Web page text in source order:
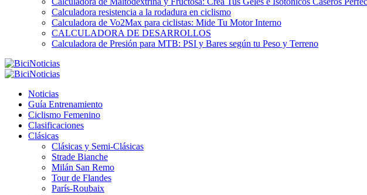
Calculadora resistencia a la rodadura en ciclismo
Calculadora de Vo2Max para ciclistas: Mide Tu Motor Interno
CALCULADORA DE DESARROLLOS
Calculadora de Presión para MTB: PSI y Bares según tu Peso y Terreno
Noticias
Guía Entrenamiento
Ciclismo Femenino
Clasificaciones
Clásicas
Clásicas y Semi-Clásicas
Strade Bianche
Milán San Remo
Tour de Flandes
París-Roubaix